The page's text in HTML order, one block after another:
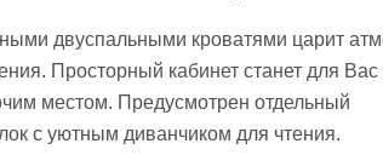
двуспальными кроватями царит
Просторный кабинет станет для Вас
местом. Предусмотрен отдельный
с уютным диванчиком для чтения.